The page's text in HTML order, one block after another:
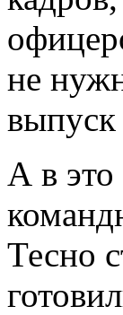
не
выпуск
А в
Тесно